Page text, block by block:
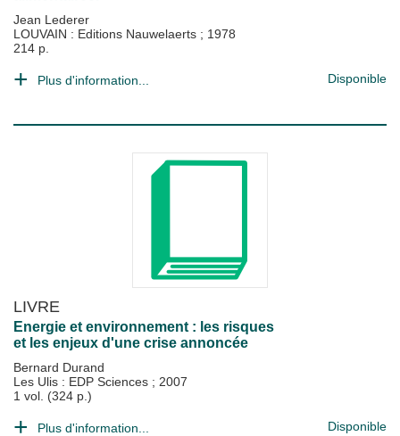
Jean Lederer
LOUVAIN : Editions Nauwelaerts ; 1978
214 p.
Plus d'information... Disponible
LIVRE
Energie et environnement : les risques
et les enjeux d'une crise annoncée
Bernard Durand
Les Ulis : EDP Sciences ; 2007
1 vol. (324 p.)
Plus d'information... Disponible